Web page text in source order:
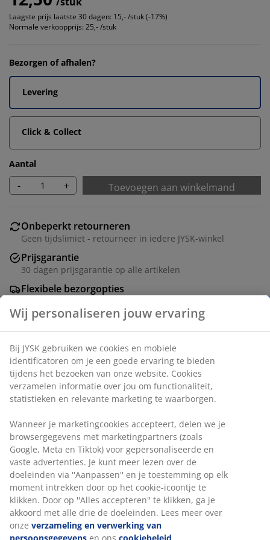
Laagste prijs laatste 30 dagen: 15,- /stuk (-17%)
Normale verkoopprijs: 25,- /stuk
Bezorgen of afhalen?
Levering
Click & Collect
Aantal
- + Toevoegen aan winkelmand
Onbeperkt retourneren
Geen tijdslimiet - retourneer in iedere JYSK-winkel
Prijsgarantie
30 dagen prijsgarantie op alle artikelen
Flexibele bezorgopties
Plantenstandaard met een eenvoudig, modern
ontwerp in een donker zandkleur. Met twee niveaus is
hij ideaal voor het uitstallen van planten en andere
decoraties op een balkon of in de tuin. De
plantenstandaard is gemaakt van duurzaam,
poedergecoat gegalvaniseerd staal. Ø30 x H54 cm
Artikelnummer: 6426037
Montage-instructies
Specificaties
Wij personaliseren jouw ervaring
Bij JYSK gebruiken we cookies en mobiele
identificatoren om je een goede ervaring te bieden
tijdens het bezoeken van onze website. Cookies
verzamelen informatie over jou om functionaliteit,
statistieken en relevante marketing te waarborgen.
Wanneer je marketingcookies accepteert, delen we je
browsergegevens met marketingpartners (zoals
Google, Meta en Tiktok) voor gepersonaliseerde en
vaste advertenties. Je kunt meer lezen over de
doeleinden via ''Aanpassen'' en je toestemming op elk
moment intrekken door op het cookie-icoontje te
klikken. Door op ''Alles accepteren'' te klikken, ga je
akkoord met alle drie de doeleinden. Lees meer over
onze verzameling en verwerking van